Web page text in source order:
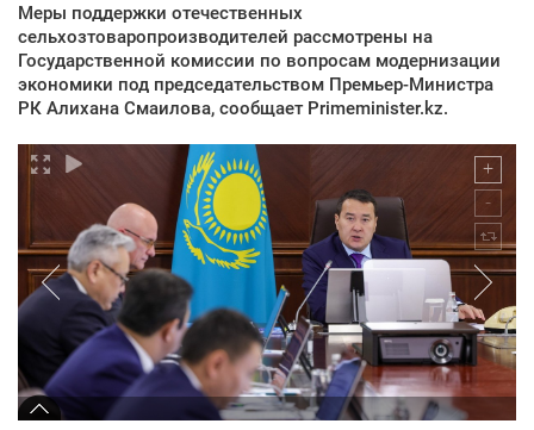
Меры поддержки отечественных
сельхозтоваропроизводителей рассмотрены на
Государственной комиссии по вопросам модернизации
экономики под председательством Премьер-Министра
РК Алихана Смаилова, сообщает Primeminister.kz.